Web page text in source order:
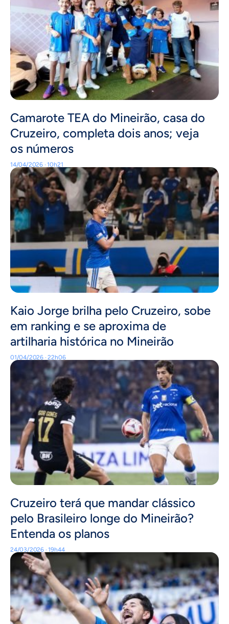
Camarote TEA do Mineirão, casa do
Cruzeiro, completa dois anos; veja
os números
14/04/2026 · 10h21
Kaio Jorge brilha pelo Cruzeiro, sobe
em ranking e se aproxima de
artilharia histórica no Mineirão
01/04/2026 · 22h06
Cruzeiro terá que mandar clássico
pelo Brasileiro longe do Mineirão?
Entenda os planos
24/03/2026 · 19h44